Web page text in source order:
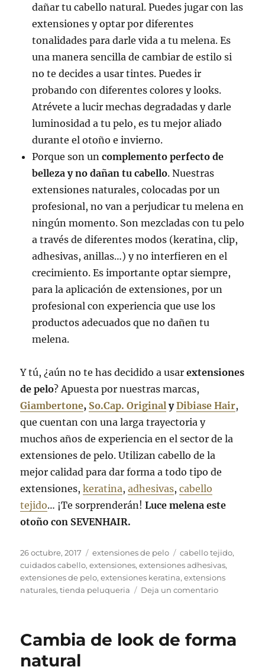
dañar tu cabello natural. Puedes jugar con las
extensiones y optar por diferentes
tonalidades para darle vida a tu melena. Es
una manera sencilla de cambiar de estilo si
no te decides a usar tintes. Puedes ir
probando con diferentes colores y looks.
Atrévete a lucir mechas degradadas y darle
luminosidad a tu pelo, es tu mejor aliado
durante el otoño e invierno.
Porque son uncomplemento perfecto de
belleza y no dañan tu cabello. Nuestras
extensiones naturales, colocadas por un
profesional, no van a perjudicar tu melena en
ningún momento. Son mezcladas con tu pelo
a través de diferentes modos (keratina, clip,
adhesivas, anillas…) y no interfieren en el
crecimiento. Es importante optar siempre,
para la aplicación de extensiones, por un
profesional con experiencia que use los
productos adecuados que no dañen tu
melena.
Y tú, ¿aún no te has decidido a usarextensiones
de pelo? Apuesta por nuestras marcas,
Giambertone, So.Cap. Original yDibiase Hair,
que cuentan con una larga trayectoria y
muchos años de experiencia en el sector de la
extensiones de pelo. Utilizan cabello de la
mejor calidad para dar forma a todo tipo de
extensiones,keratina,adhesivas,cabello
tejido… ¡Te sorprenderán!Luce melena este
otoño con SEVENHAIR.
Publicado
el
26 octubre, 2017 Categorías
extensiones de pelo Etiquetas
cabello tejido,
cuidados cabello,extensiones,extensiones adhesivas,
extensiones de pelo,extensiones keratina,extensions
naturales,tienda peluqueria Deja un comentarioen
extensiones
Cambia de look de forma
natural